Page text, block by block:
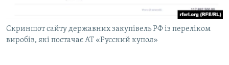
Скриншот сайту державних закупівель РФ із переліком
виробів, які постачає АТ «Русский купол»